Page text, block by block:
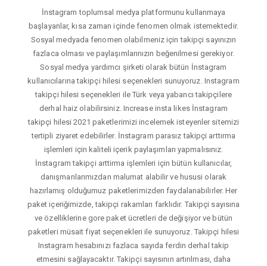
İnstagram toplumsal medya platformunu kullanmaya
başlayanlar, kısa zaman içinde fenomen olmak istemektedir.
Sosyal medyada fenomen olabilmeniz için takipçi sayınızın
fazlaca olması ve paylaşımlarınızın beğenilmesi gerekiyor.
Sosyal medya yardımcı şirketi olarak bütün İnstagram
kullanıcılarına takipçi hilesi seçenekleri sunuyoruz. Instagram
takipçi hilesi seçenekleri ile Türk veya yabancı takipçilere
derhal haiz olabilirsiniz. Increase insta likes İnstagram
takipçi hilesi 2021 paketlerimizi incelemek isteyenler sitemizi
tertipli ziyaret edebilirler. İnstagram parasız takipçi arttırma
işlemleri için kaliteli içerik paylaşımları yapmalısınız.
İnstagram takipçi arttirma işlemleri için bütün kullanıcılar,
danışmanlarımızdan malumat alabilir ve hususi olarak
hazırlamış olduğumuz paketlerimizden faydalanabilirler. Her
paket içeriğimizde, takipçi rakamları farklıdır. Takipçi sayısına
ve özelliklerine gore paket ücretleri de değişiyor ve bütün
paketleri müsait fiyat seçenekleri ile sunuyoruz. Takipçi hilesi
Instagram hesabınızı fazlaca sayıda ferdin derhal takip
etmesini sağlayacaktır. Takipçi sayısının artırılması, daha